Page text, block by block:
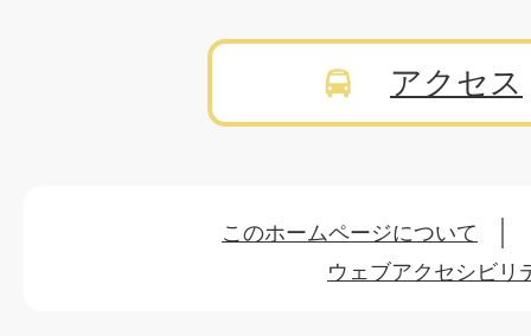
アクセス
このホームページについて
ウェブアクセシビリ